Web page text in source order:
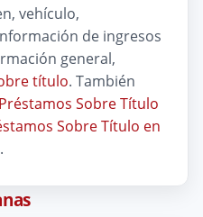
vehículo,
de ingresos
general,
título. También
Préstamos Sobre Título
Sobre Título en